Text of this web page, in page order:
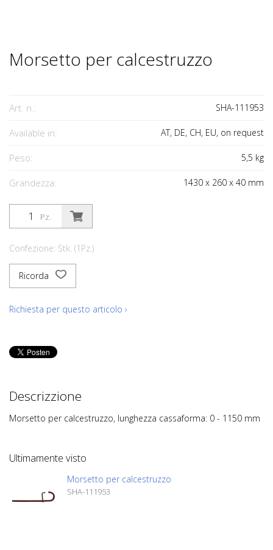
Morsetto per calcestruzzo
Art. n.: SHA-111953
Available in: AT, DE, CH, EU, on request
Peso: 5,5 kg
Grandezza: 1430 x 260 x 40 mm
Pz.
Confezione: Stk. (1Pz.)
Ricorda
Richiesta per questo articolo ›
Descrizzione
Morsetto per calcestruzzo, lunghezza cassaforma: 0 - 1150 mm
Ultimamente visto
Morsetto per calcestruzzo
SHA-111953